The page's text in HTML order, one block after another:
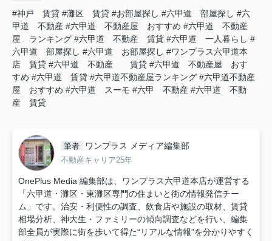
#神戸 賃貸 #灘区 賃貸 #お部屋探し #六甲道 部屋探し #六
甲道 不動産 #六甲道 不動産屋 おすすめ #六甲道 不動産
屋 ランキング #六甲道 不動産 賃貸 #六甲道 一人暮らし #
六甲道 部屋探し #六甲道 お部屋探し #ワンプラス六甲道本
店 賃貸 #六甲道 不動産 賃貸 #六甲道 不動産屋 おす
すめ #六甲道 賃貸 #六甲道不動産屋ランキング #六甲道不動産
屋 おすすめ #六甲道 スーモ #六甲 不動産 #六甲道 不動
産 賃貸
筆者 ワンプラス メディア編集部
不動産キャリア25年
OnePlus Media 編集部は、ワンプラス六甲道本店が運営する
「六甲道・灘区・東灘区専門の住まいと街の情報発信チー
ム」です。治安・利便性の調査、飲食店や施設の取材、賃貸
相場分析、神大生・ファミリーの傾向調査などを行い、編集
部全員が実際に街を歩いて得た“リアルな情報”を分かりやすく